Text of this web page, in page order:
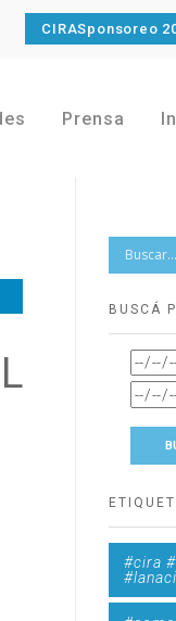
CIRASponsoreo
Prensa
BUSCÁ
#cira